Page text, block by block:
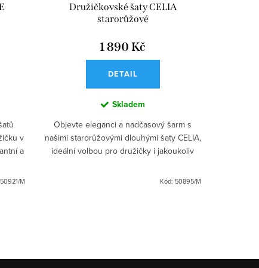
v
a
50921/M
Družičkovské šaty CELIA
starorůžové
1 890 Kč
DETAIL
Skladem
Objevte eleganci a nadčasový šarm s
našimi starorůžovými dlouhými šaty CELIA,
ideální volbou pro družičky i jakoukoliv
Kód: 50895/M